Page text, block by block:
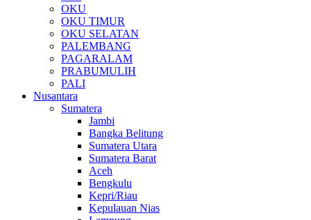
OKU
OKU TIMUR
OKU SELATAN
PALEMBANG
PAGARALAM
PRABUMULIH
PALI
Nusantara
Sumatera
Jambi
Bangka Belitung
Sumatera Utara
Sumatera Barat
Aceh
Bengkulu
Kepri/Riau
Kepulauan Nias